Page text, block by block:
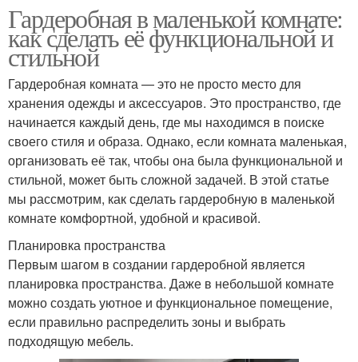
Гардеробная в маленькой комнате:
как сделать её функциональной и
стильной
Гардеробная комната — это не просто место для
хранения одежды и аксессуаров. Это пространство, где
начинается каждый день, где мы находимся в поиске
своего стиля и образа. Однако, если комната маленькая,
организовать её так, чтобы она была функциональной и
стильной, может быть сложной задачей. В этой статье
мы рассмотрим, как сделать гардеробную в маленькой
комнате комфортной, удобной и красивой.
Планировка пространства
Первым шагом в создании гардеробной является
планировка пространства. Даже в небольшой комнате
можно создать уютное и функциональное помещение,
если правильно распределить зоны и выбрать
подходящую мебель.